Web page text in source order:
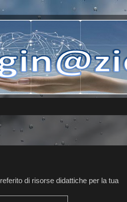
di risorse didattiche per la tua